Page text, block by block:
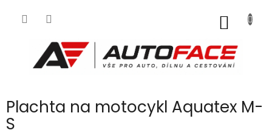
Plachta na motocykl Aquatex M-
S